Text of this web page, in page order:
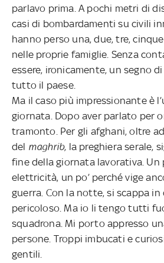
parlavo prima. A pochi metri di
casi di bombardamenti su civili
hanno perso una, due, tre,
nelle proprie famiglie. Senza
essere, ironicamente, un segno
tutto il paese.
Ma il caso più impressionante è
giornata. Dopo aver parlato per
tramonto. Per gli afghani, oltre
del maghrib, la preghiera serale,
fine della giornata lavorativa. Un
elettricità, un po’ perché vige
guerra. Con la notte, si scappa in
pericoloso. Ma io li tengo tutti
squadrona. Mi porto appresso
persone. Troppi imbucati e
gentili.